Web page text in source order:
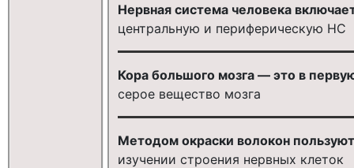
Нервная система человека
центральную и периферическую НС
Кора большого мозга — это в
серое вещество мозга
Методом окраски волокон
изучении строения нервных клеток